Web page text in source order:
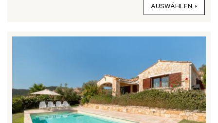
AUSWÄHLEN